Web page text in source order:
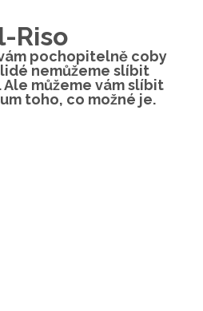
Riso
pochopitelně coby
nemůžeme slíbit
Ale můžeme vám slíbit
toho, co možné je.